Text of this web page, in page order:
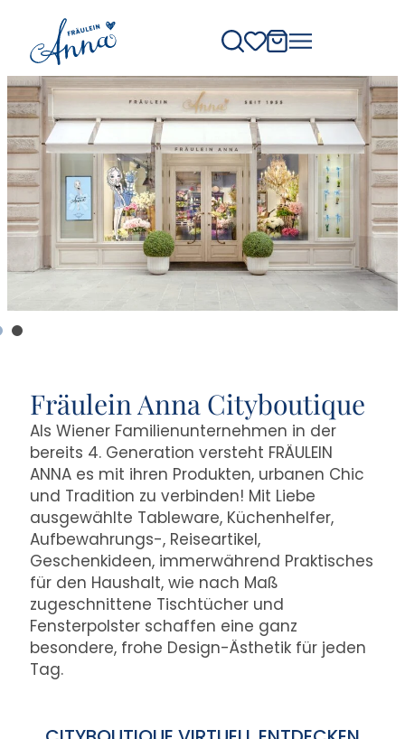
Fräulein Anna Cityboutique
Als Wiener Familienunternehmen in der
bereits 4. Generation versteht FRÄULEIN
ANNA es mit ihren Produkten, urbanen Chic
und Tradition zu verbinden! Mit Liebe
ausgewählte Tableware, Küchenhelfer,
Aufbewahrungs-, Reiseartikel,
Geschenkideen, immerwährend Praktisches
für den Haushalt, wie nach Maß
zugeschnittene Tischtücher und
Fensterpolster schaffen eine ganz
besondere, frohe Design-Ästhetik für jeden
Tag.